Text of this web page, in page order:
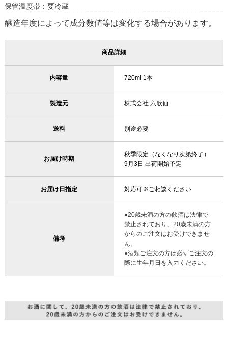
保管温度帯：要冷蔵
醸造年度によって成分数値等は変化する場合があります。
商品詳細
内容量 720ml 1本
製造元 株式会社 六歌仙
送料 別途必要
お届け時期
秋季限定（なくなり次第終了）
9月3日 出荷開始予定
お届け日指定 対応可※ご相談ください
備考
●20歳未満の方の飲酒は法律で
禁止されており、20歳未満の方
からのご注文はお受けできませ
ん。
●酒類ご注文の方は必ずご注文の
際に生年月日を入力ください。